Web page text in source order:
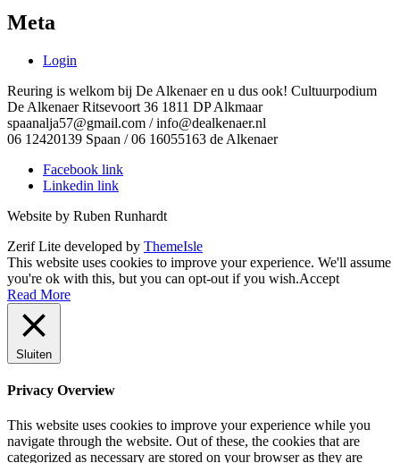
Meta
Login
Reuring is welkom bij De Alkenaer en u dus ook! Cultuurpodium
De Alkenaer Ritsevoort 36 1811 DP Alkmaar
spaanalja57@gmail.com / info@dealkenaer.nl
06 12420139 Spaan / 06 16055163 de Alkenaer
Facebook link
Linkedin link
Website by Ruben Runhardt
Zerif Lite developed by ThemeIsle
This website uses cookies to improve your experience. We'll assume
you're ok with this, but you can opt-out if you wish.Accept
Read More
Sluiten
Privacy Overview
This website uses cookies to improve your experience while you
navigate through the website. Out of these, the cookies that are
categorized as necessary are stored on your browser as they are